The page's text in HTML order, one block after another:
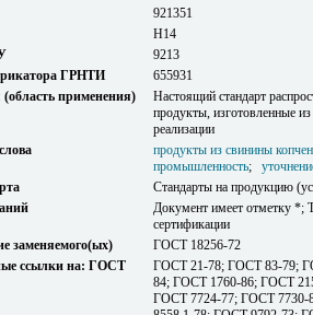
921351
Н14
9213
ГРНТИ
655931
применения)
Настоящий стандарт
продукты, изготовленные
реализации
продукты из свинины
промышленность;
Стандарты на продукцию
Документ имеет отметку *;
сертификации
заменяемого(ых)
ГОСТ 18256-72
ссылки на: ГОСТ
ГОСТ 21-78; ГОСТ 83-79;
84; ГОСТ 1760-86; ГОСТ
ГОСТ 7724-77; ГОСТ